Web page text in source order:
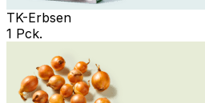
TK-Erbsen
1 Pck.